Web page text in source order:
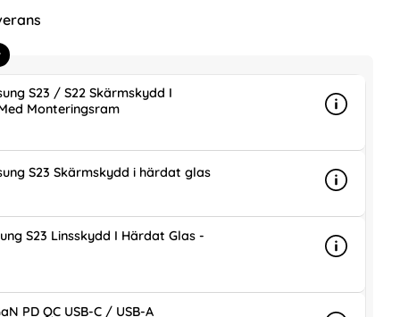
S23 / S22 Skärmskydd I
Monteringsram
Info
mer info
S23 Skärmskydd i härdat glas
Info
mer info
S23 Linsskydd I Härdat Glas -
Info
mer info
PD QC USB-C / USB-A